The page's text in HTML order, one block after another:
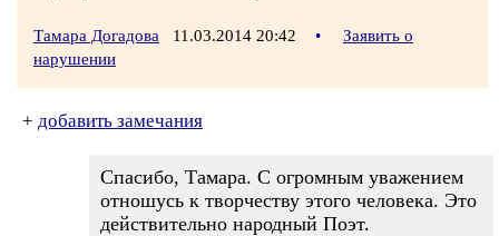
Тамара Догадова 11.03.2014 20:42 •
Заявить о
нарушении
+ добавить замечания
Спасибо, Тамара. С огромным уважением
отношусь к творчеству этого человека. Это
действительно народный Поэт.